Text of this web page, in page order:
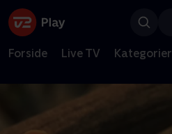
Forside Live TV Kategorier